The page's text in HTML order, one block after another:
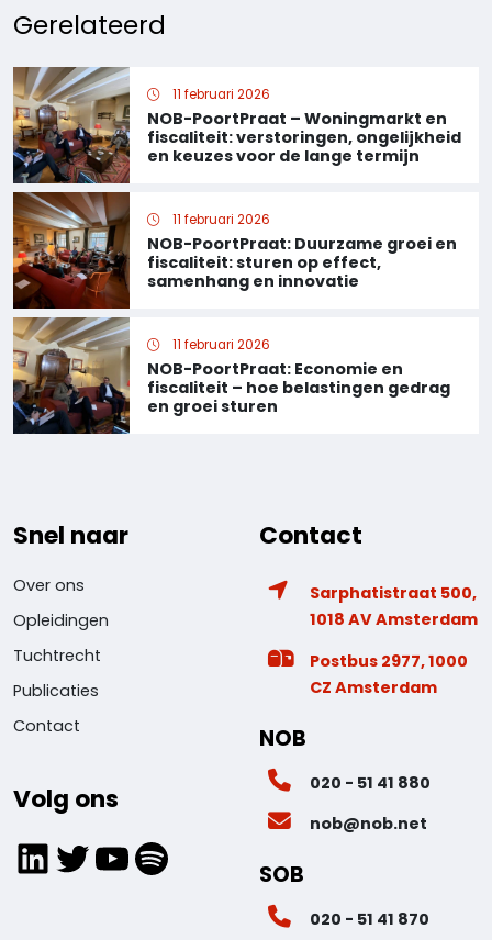
Gerelateerd
NOB-PoortPraat – Woningmarkt en
fiscaliteit: verstoringen, ongelijkheid
en keuzes voor de lange termijn
11 februari 2026
NOB-PoortPraat: Duurzame groei en
fiscaliteit: sturen op effect,
samenhang en innovatie
11 februari 2026
NOB-PoortPraat: Economie en
fiscaliteit – hoe belastingen gedrag
en groei sturen
11 februari 2026
Snel naar
Over ons
Opleidingen
Tuchtrecht
Publicaties
Contact
Volg ons
LinkedIn
Twitter
YouTube
Spotify
Contact
Sarphatistraat 500,
1018 AV Amsterdam
Postbus 2977, 1000
CZ Amsterdam
NOB
020 - 51 41 880
nob@nob.net
SOB
020 - 51 41 870